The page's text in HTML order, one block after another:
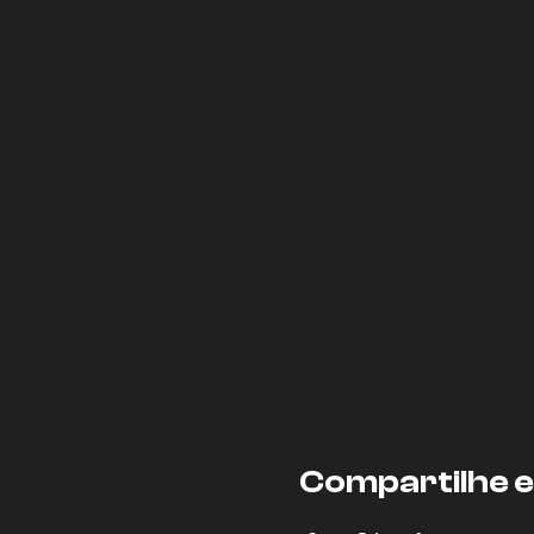
Compartilhe